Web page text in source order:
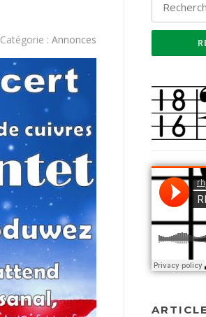
Catégorie : Annonces